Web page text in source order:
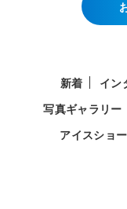
新着 イン
写真ギャラリー
アイスショー